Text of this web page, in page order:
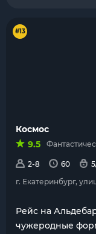
#13
Космос
9.5
2-8 60
г. Екатеринбург,
Рейс на
чужеродные